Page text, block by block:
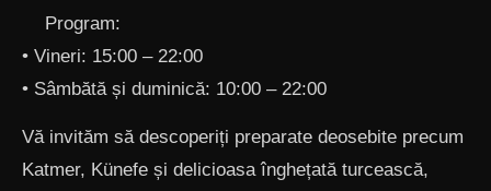
Program:
•⁠ ⁠Vineri: 15:00 – 22:00
•⁠ ⁠Sâmbătă și duminică: 10:00 – 22:00
Vă invităm să descoperiți preparate deosebite precum
Katmer, Künefe și delicioasa înghețată turcească,